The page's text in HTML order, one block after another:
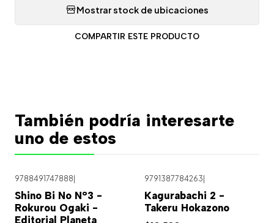
Mostrar stock de ubicaciones
COMPARTIR ESTE PRODUCTO
También podría interesarte
uno de estos
9788491747888
Shino Bi No N°3 -
Rokurou Ogaki -
Editorial Planeta
9791387784263
Kagurabachi 2 -
Takeru Hokazono